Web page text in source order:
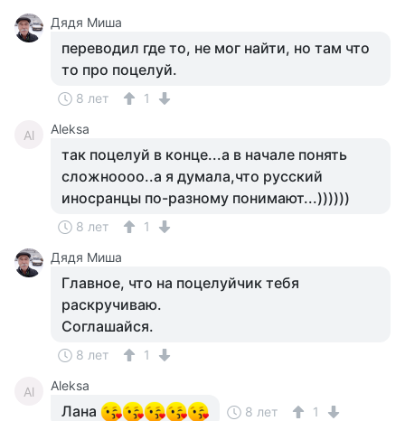
Дядя Миша
переводил где то, не мог найти, но там что
то про поцелуй.
8 лет 1
Al Aleksa
так поцелуй в конце...а в начале понять
сложноооо..а я думала,что русский
иносранцы по-разному понимают...))))))
8 лет
1
Дядя Миша
Главное, что на поцелуйчик тебя
раскручиваю.
Соглашайся.
8 лет 1
Al Aleksa
Лана 8 лет 1